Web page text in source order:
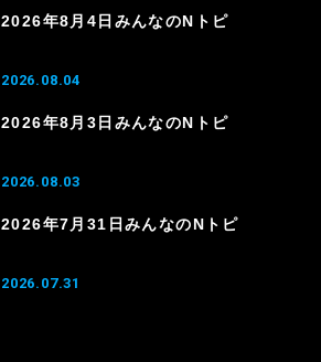
2026年8月4日みんなのNトピ
2026.08.04
2026年8月3日みんなのNトピ
2026.08.03
2026年7月31日みんなのNトピ
2026.07.31